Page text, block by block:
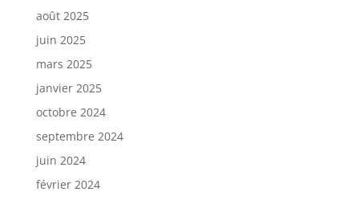
août 2025
juin 2025
mars 2025
janvier 2025
octobre 2024
septembre 2024
juin 2024
février 2024